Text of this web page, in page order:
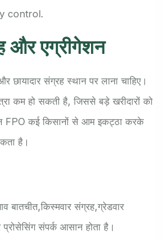
control.
और एग्रीगेशन
संग्रह स्थान पर लाना चाहिए।
कम हो सकती है, जिससे बड़े खरीदारों को
FPO कई किसानों से आम इकट्ठा करके
है।
बातचीत,किस्मवार संग्रह,ग्रेडवार
संपर्क आसान होता है।